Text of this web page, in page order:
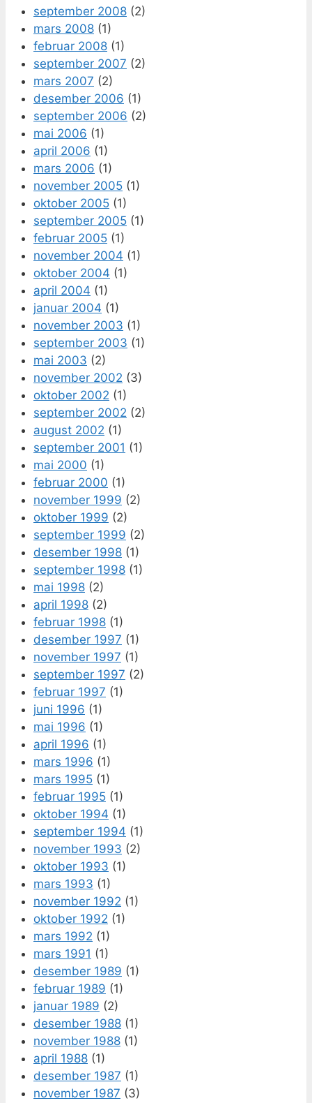
september 2008 (2)
mars 2008 (1)
februar 2008 (1)
september 2007 (2)
mars 2007 (2)
desember 2006 (1)
september 2006 (2)
mai 2006 (1)
april 2006 (1)
mars 2006 (1)
november 2005 (1)
oktober 2005 (1)
september 2005 (1)
februar 2005 (1)
november 2004 (1)
oktober 2004 (1)
april 2004 (1)
januar 2004 (1)
november 2003 (1)
september 2003 (1)
mai 2003 (2)
november 2002 (3)
oktober 2002 (1)
september 2002 (2)
august 2002 (1)
september 2001 (1)
mai 2000 (1)
februar 2000 (1)
november 1999 (2)
oktober 1999 (2)
september 1999 (2)
desember 1998 (1)
september 1998 (1)
mai 1998 (2)
april 1998 (2)
februar 1998 (1)
desember 1997 (1)
november 1997 (1)
september 1997 (2)
februar 1997 (1)
juni 1996 (1)
mai 1996 (1)
april 1996 (1)
mars 1996 (1)
mars 1995 (1)
februar 1995 (1)
oktober 1994 (1)
september 1994 (1)
november 1993 (2)
oktober 1993 (1)
mars 1993 (1)
november 1992 (1)
oktober 1992 (1)
mars 1992 (1)
mars 1991 (1)
desember 1989 (1)
februar 1989 (1)
januar 1989 (2)
desember 1988 (1)
november 1988 (1)
april 1988 (1)
desember 1987 (1)
november 1987 (3)